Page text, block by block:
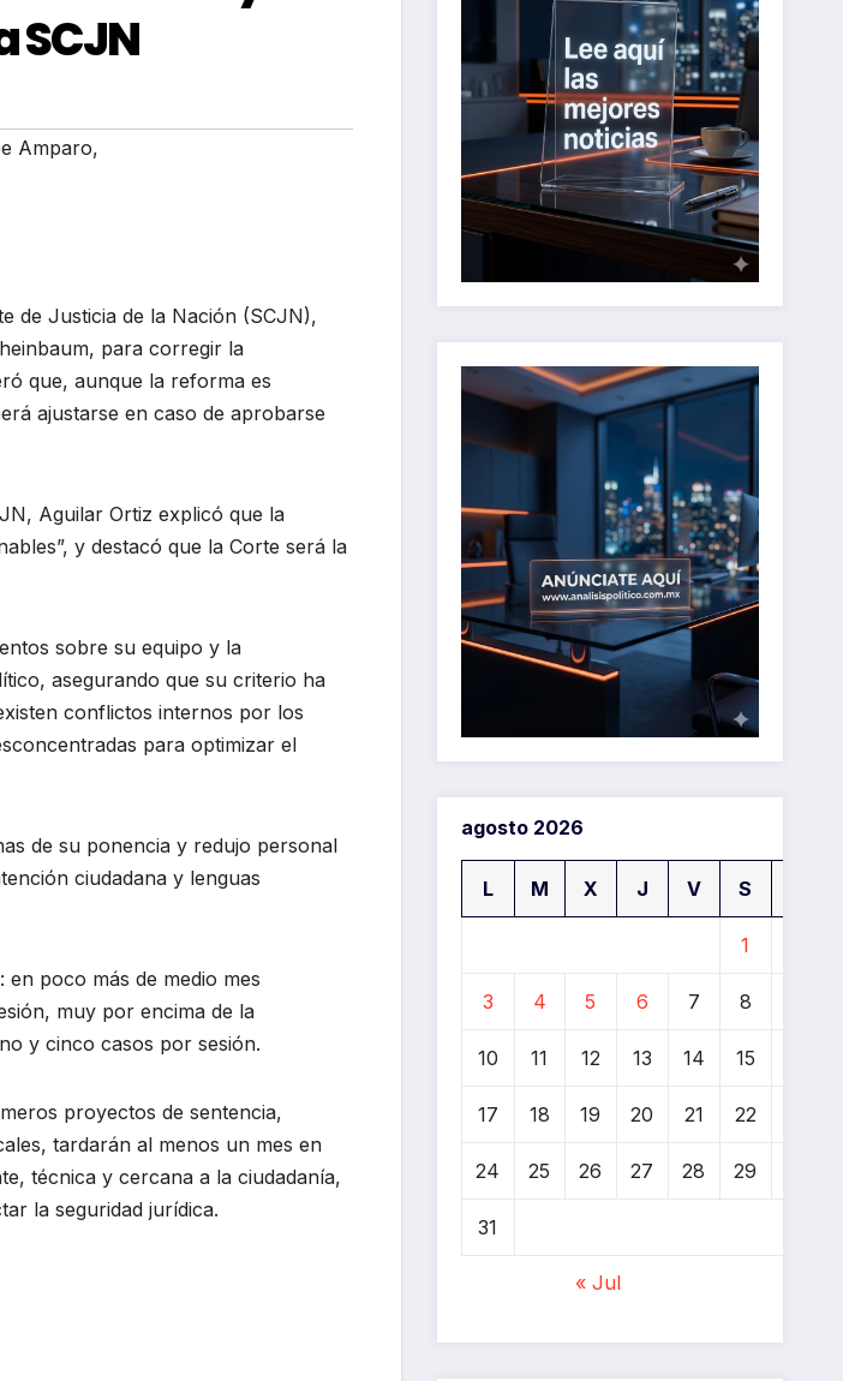
SCJN
Amparo,
de Justicia de la Nación (SCJN),
para corregir la
que, aunque la reforma es
ajustarse en caso de aprobarse
Aguilar Ortiz explicó que la
y destacó que la Corte será la
sobre su equipo y la
asegurando que su criterio ha
conflictos internos por los
para optimizar el
de su ponencia y redujo personal
ciudadana y lenguas
poco más de medio mes
muy por encima de la
y cinco casos por sesión.
proyectos de sentencia,
tardarán al menos un mes en
técnica y cercana a la ciudadanía,
la seguridad jurídica.
agosto 2026
L M X J V S
1
3 4 5 6 7 8
10 11 12 13 14 15
17 18 19 20 21 22
24 25 26 27 28 29
31
« Jul